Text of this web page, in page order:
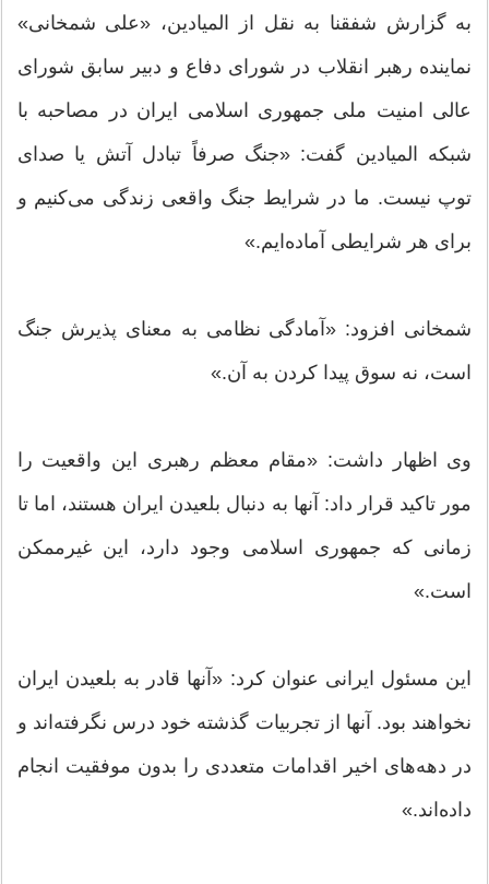
به گزارش شفقنا به نقل از المیادین، «علی شمخانی»
نماینده رهبر انقلاب در شورای دفاع و دبیر سابق شورای
عالی امنیت ملی جمهوری اسلامی ایران در مصاحبه با
شبکه المیادین گفت: «جنگ صرفاً تبادل آتش یا صدای
توپ نیست. ما در شرایط جنگ واقعی زندگی می‌کنیم و
برای هر شرایطی آماده‌ایم.»
شمخانی افزود: «آمادگی نظامی به معنای پذیرش جنگ
است، نه سوق پیدا کردن به آن.»
وی اظهار داشت: «مقام معظم رهبری این واقعیت را
مور تاکید قرار داد: آنها به دنبال بلعیدن ایران هستند، اما تا
زمانی که جمهوری اسلامی وجود دارد، این غیرممکن
است.»
این مسئول ایرانی عنوان کرد: «آنها قادر به بلعیدن ایران
نخواهند بود. آنها از تجربیات گذشته خود درس نگرفته‌اند و
در دهه‌های اخیر اقدامات متعددی را بدون موفقیت انجام
داده‌اند.»